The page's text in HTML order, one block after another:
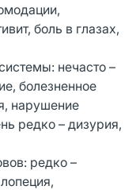
боль в глазах,
нечасто –
болезненное
нарушение
редко – дизурия,
редко –